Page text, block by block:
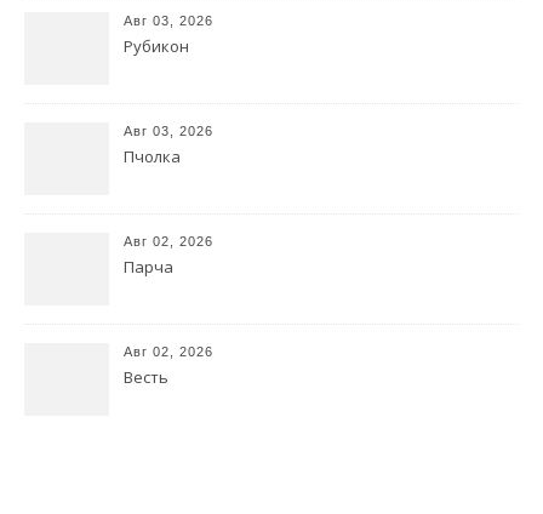
Авг 03, 2026
Рубикон
Авг 03, 2026
Пчолка
Авг 02, 2026
Парча
Авг 02, 2026
Весть